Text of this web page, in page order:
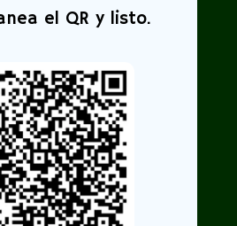
el QR y listo.